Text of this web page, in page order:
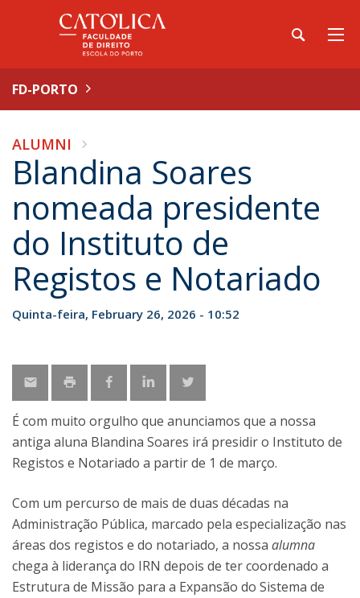
FD-PORTO
ALUMNI
Blandina Soares
nomeada presidente
do Instituto de
Registos e Notariado
Quinta-feira, February 26, 2026 - 10:52
É com muito orgulho que anunciamos que a nossa
antiga aluna Blandina Soares irá presidir o Instituto de
Registos e Notariado a partir de 1 de março.
Com um percurso de mais de duas décadas na
Administração Pública, marcado pela especialização nas
áreas dos registos e do notariado, a nossa alumna
chega à liderança do IRN depois de ter coordenado a
Estrutura de Missão para a Expansão do Sistema de